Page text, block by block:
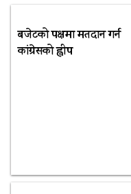
बजेटको पक्षमा मतदान गर्न
कांग्रेसको ह्वीप